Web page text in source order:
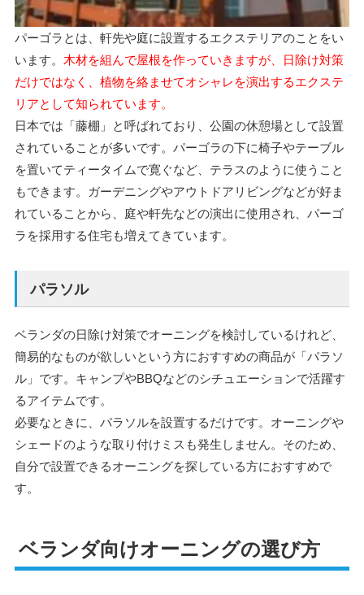
パーゴラとは、軒先や庭に設置するエクステリアのことをい
います。 木材を組んで屋根を作っていきますが、日除け対策
だけではなく、植物を絡ませてオシャレを演出するエクステ
リアとして知られています。
日本では「藤棚」と呼ばれており、公園の休憩場として設置
されていることが多いです。パーゴラの下に椅子やテーブル
を置いてティータイムで寛ぐなど、テラスのように使うこと
もできます。ガーデニングやアウトドアリビングなどが好ま
れていることから、庭や軒先などの演出に使用され、パーゴ
ラを採用する住宅も増えてきています。
パラソル
ベランダの日除け対策でオーニングを検討しているけれど、
簡易的なものが欲しいという方におすすめの商品が「パラソ
ル」です。キャンプやBBQなどのシチュエーションで活躍す
るアイテムです。
必要なときに、パラソルを設置するだけです。オーニングや
シェードのような取り付けミスも発生しません。そのため、
自分で設置できるオーニングを探している方におすすめで
す。
ベランダ向けオーニングの選び方